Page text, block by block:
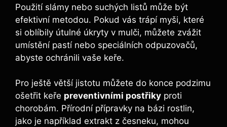
Použití slámy nebo suchých listů může být
efektivní metodou. Pokud vás trápí myši, které
si oblíbily útulné úkryty v mulči, můžete zvážit
umístění pastí nebo speciálních odpuzovačů,
abyste ochránili vaše keře.
Pro ještě větší jistotu můžete do konce podzimu
ošetřit keře preventivními postřiky proti
chorobám. Přírodní přípravky na bázi rostlin,
jako je například extrakt z česneku, mohou